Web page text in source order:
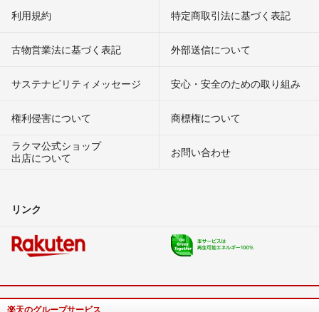
利用規約 特定商取引法に基づく表記
古物営業法に基づく表記 外部送信について
サステナビリティメッセージ 安心・安全のための取り組み
権利侵害について
商標権について
ラクマ公式ショップ
出店について
お問い合わせ
リンク
楽天のグループサービス